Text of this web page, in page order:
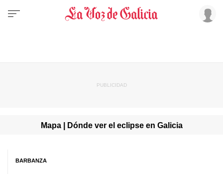
Mapa | Dónde ver el eclipse en Galicia
BARBANZA